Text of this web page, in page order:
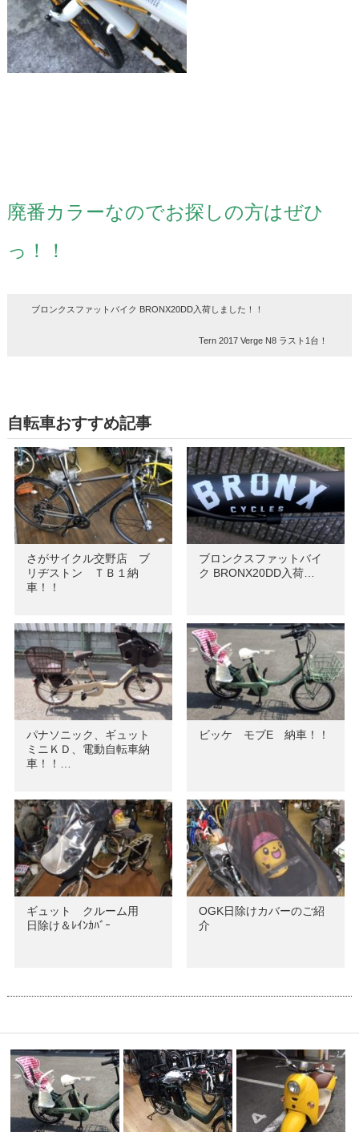
廃番カラーなのでお探しの方はぜひ
っ！！
ブロンクスファットバイク BRONX20DD入荷しました！！
Tern 2017 Verge N8 ラスト1台！
自転車おすすめ記事
さがサイクル交野店 ブ
リヂストン ＴＢ１納
車！！
ブロンクスファットバイ
ク BRONX20DD入荷…
パナソニック、ギュット
ミニＫＤ、電動自転車納
車！！…
ビッケ モブE 納車！！
ギュット クルーム用
日除け＆ﾚｲﾝｶﾊﾞｰ
OGK日除けカバーのご紹
介